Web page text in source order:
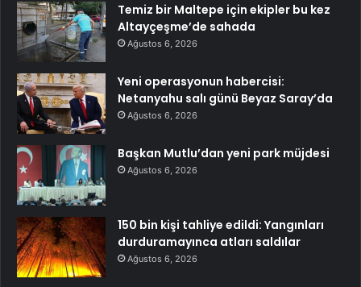
Temiz bir Maltepe için ekipler bu kez
Altayçeşme’de sahada
Ağustos 6, 2026
Yeni operasyonun habercisi:
Netanyahu salı günü Beyaz Saray’da
Ağustos 6, 2026
Başkan Mutlu’dan yeni park müjdesi
Ağustos 6, 2026
150 bin kişi tahliye edildi: Yangınları
durduramayınca atları saldılar
Ağustos 6, 2026